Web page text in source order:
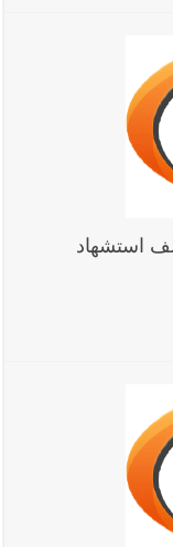
استشهاد